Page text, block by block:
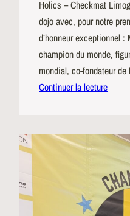
Holics – Checkmat
dojo avec, pour notre
d’honneur exceptionnel
champion du monde,
mondial, co-fondateur
Continuer la lecture